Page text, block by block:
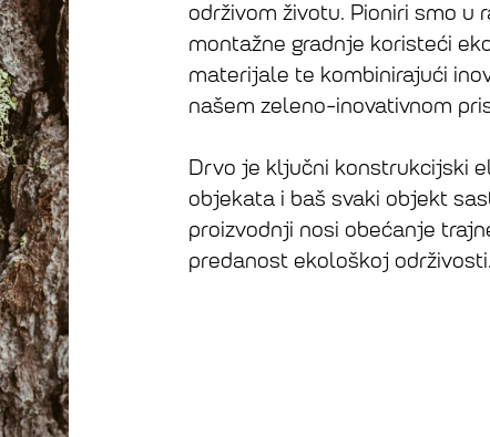
održivom životu. Pioniri smo u
montažne gradnje koristeći
materijale te kombinirajući
našem zeleno-inovativnom
Drvo je ključni konstrukcijski
objekata i baš svaki objekt
proizvodnji nosi obećanje
predanost ekološkoj održivosti.